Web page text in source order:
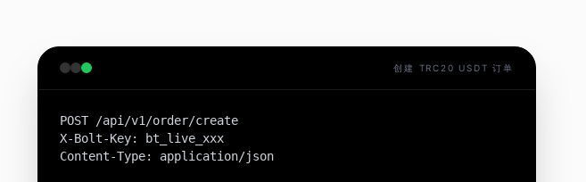
创建 TRC20 USDT 订单
POST /api/v1/order/create
X-Bolt-Key: bt_live_xxx
Content-Type: application/json